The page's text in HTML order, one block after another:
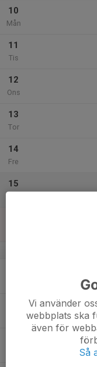
10
Mån
11
Tis
12
Ons
13
Tor
14
Fre
15
Vi använder
webbplats ska
även för
Så